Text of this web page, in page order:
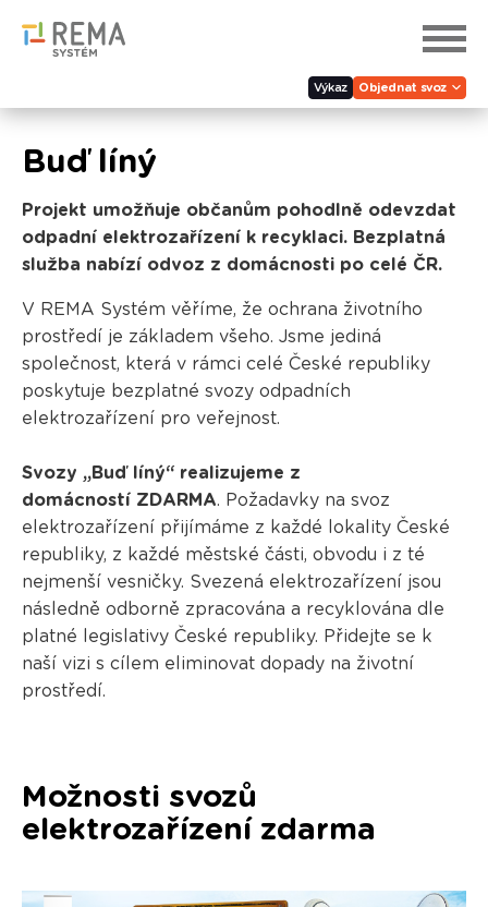
Výkaz Objednat svoz
Buď líný
Projekt umožňuje občanům pohodlně odevzdat
odpadní elektrozařízení k recyklaci. Bezplatná
služba nabízí odvoz z domácnosti po celé ČR.
V REMA Systém věříme, že ochrana životního
prostředí je základem všeho. Jsme jediná
společnost, která v rámci celé České republiky
poskytuje bezplatné svozy odpadních
elektrozařízení pro veřejnost.
Svozy „Buď líný“ realizujeme z
domácností ZDARMA. Požadavky na svoz
elektrozařízení přijímáme z každé lokality České
republiky, z každé městské části, obvodu i z té
nejmenší vesničky. Svezená elektrozařízení jsou
následně odborně zpracována a recyklována dle
platné legislativy České republiky. Přidejte se k
naší vizi s cílem eliminovat dopady na životní
prostředí.
Možnosti svozů
elektrozařízení zdarma